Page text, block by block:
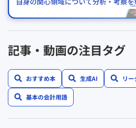
記事・動画の注目タグ
おすすめ本 生成AI リ
基本の会計用語